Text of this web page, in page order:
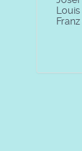
Louis
Franz